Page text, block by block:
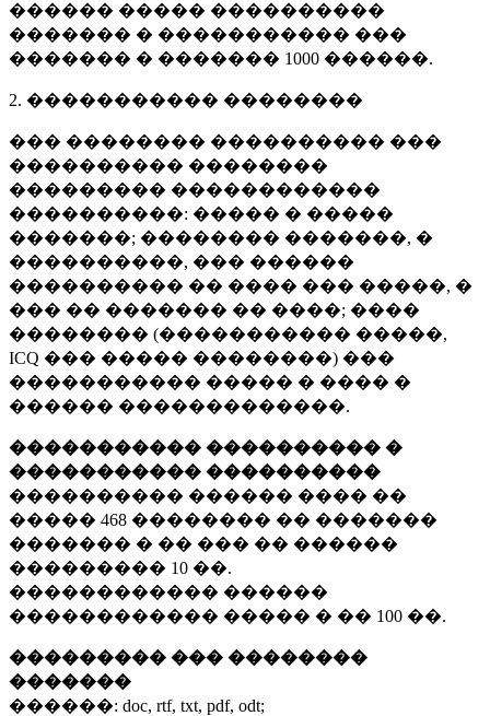
������ ����� ����������
������� � ����������� ���
������� � ������� 1000 ������.
2. ����������� ��������
��� �������� ���������� ���
���������� ��������
��������� ������������
����������: ����� � �����
�������; �������� �������, �
����������, ��� ������
���������� �� ���� ��� �����, �
��� �� ������� �� ����; ����
�������� (����������� �����,
ICQ ��� ����� ��������) ���
����������� ����� � ���� �
������ �������������.
����������� ���������� �
����������� ����������
���������� ������ ���� ��
����� 468 �������� �� �������
������� � �� ��� �� ������
��������� 10 ��.
������������ ������
������������ ����� � �� 100 ��.
��������� ��� ��������
�������
������: doc, rtf, txt, pdf, odt;